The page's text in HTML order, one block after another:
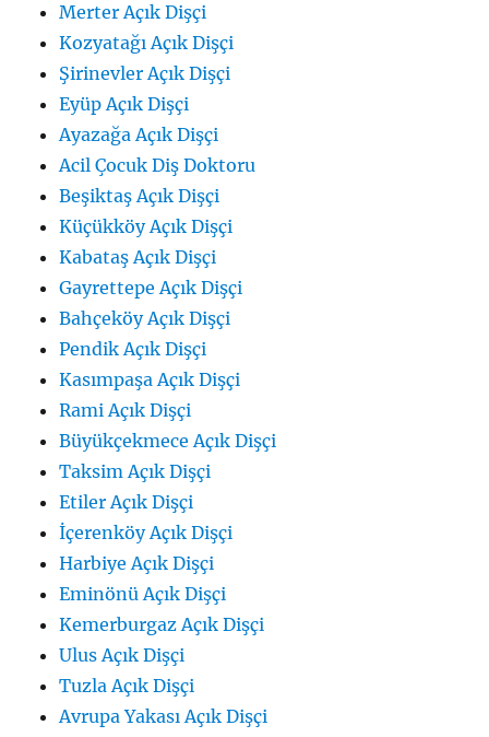
Merter Açık Dişçi
Kozyatağı Açık Dişçi
Şirinevler Açık Dişçi
Eyüp Açık Dişçi
Ayazağa Açık Dişçi
Acil Çocuk Diş Doktoru
Beşiktaş Açık Dişçi
Küçükköy Açık Dişçi
Kabataş Açık Dişçi
Gayrettepe Açık Dişçi
Bahçeköy Açık Dişçi
Pendik Açık Dişçi
Kasımpaşa Açık Dişçi
Rami Açık Dişçi
Büyükçekmece Açık Dişçi
Taksim Açık Dişçi
Etiler Açık Dişçi
İçerenköy Açık Dişçi
Harbiye Açık Dişçi
Eminönü Açık Dişçi
Kemerburgaz Açık Dişçi
Ulus Açık Dişçi
Tuzla Açık Dişçi
Avrupa Yakası Açık Dişçi